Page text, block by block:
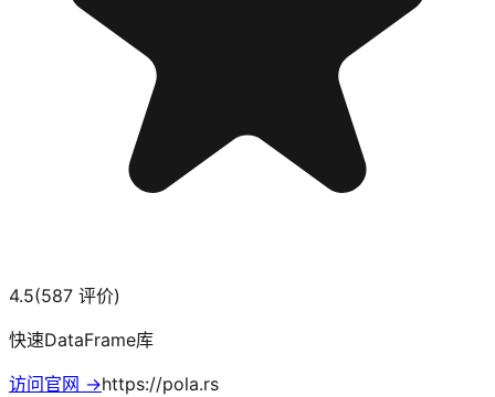
4.5(587 评价)
快速DataFrame库
访问官网 →https://pola.rs